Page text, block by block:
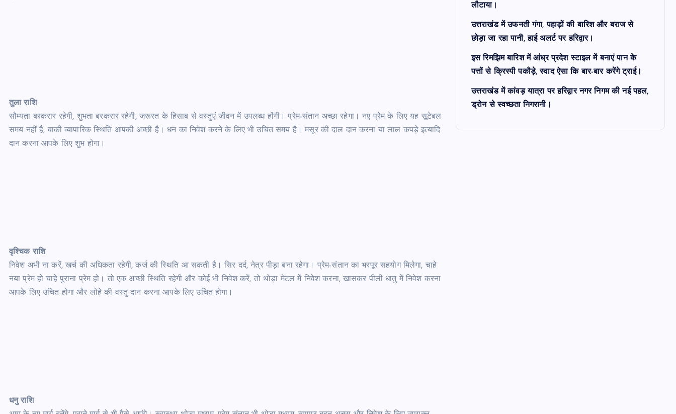
तुला राशि
सौम्यता बरकरार रहेगी, शुभता बरकरार रहेगी, जरूरत के हिसाब से वस्तुएं जीवन में उपलब्ध होंगी। प्रेम-संतान अच्छा रहेगा। नए प्रेम के लिए यह सूटेबल
समय नहीं है, बाकी व्यापारिक स्थिति आपकी अच्छी है। धन का निवेश करने के लिए भी उचित समय है। मसूर की दाल दान करना या लाल कपड़े इत्यादि
दान करना आपके लिए शुभ होगा।
वृश्चिक राशि
निवेश अभी ना करें, खर्च की अधिकता रहेगी, कर्ज की स्थिति आ सकती है। सिर दर्द, नेत्र पीड़ा बना रहेगा। प्रेम-संतान का भरपूर सहयोग मिलेगा, चाहे
नया प्रेम हो चाहे पुराना प्रेम हो। तो एक अच्छी स्थिति रहेगी और कोई भी निवेश करें, तो थोड़ा मेटल में निवेश करना, खासकर पीली धातु में निवेश करना
आपके लिए उचित होगा और लोहे की वस्तु दान करना आपके लिए उचित होगा।
धनु राशि
लौटाया।
उत्तराखंड में उफनती गंगा, पहाड़ों की बारिश और बराज से
छोड़ा जा रहा पानी, हाई अलर्ट पर हरिद्वार।
इस रिमझिम बारिश में आंध्र प्रदेश स्टाइल में बनाएं पान के
पत्तों से क्रिस्पी पकौड़े, स्वाद ऐसा कि बार-बार करेंगे ट्राई।
उत्तराखंड में कांवड़ यात्रा पर हरिद्वार नगर निगम की नई पहल,
ड्रोन से स्वच्छता निगरानी।